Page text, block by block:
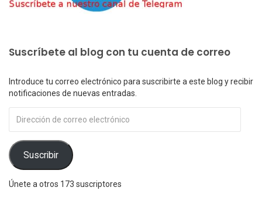
Suscríbete al blog con tu cuenta de correo
Introduce tu correo electrónico para suscribirte a este blog y recibir
notificaciones de nuevas entradas.
de
electrónico
Suscribir
Únete a otros 173 suscriptores